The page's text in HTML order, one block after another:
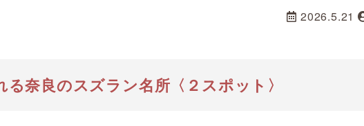
2026.5.21
奈良のスズラン名所〈２スポット〉